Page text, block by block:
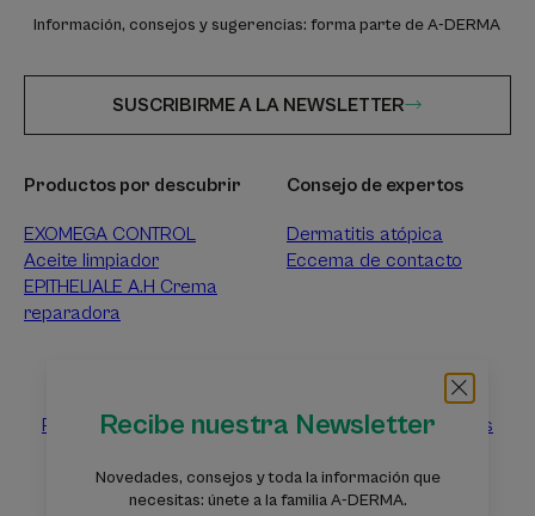
Recibe nuestra Newsletter
Novedades, consejos y toda la información que
necesitas: únete a la familia A-DERMA.
Información, consejos y sugerencias: forma parte de A-DERMA
SUSCRIBIRME A LA NEWSLETTER
Productos por descubrir
EXOMEGA CONTROL
Aceite limpiador
EPITHELIALE A.H Crema
reparadora
Consejo de expertos
Dermatitis atópica
Eccema de contacto
Preguntas frecuentesPonte en contacto con nosotros